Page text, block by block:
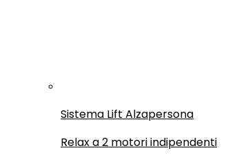
Sistema Lift Alzapersona
Relax a 2 motori indipendenti